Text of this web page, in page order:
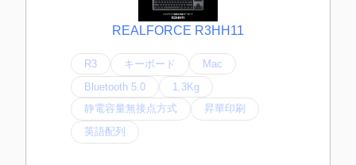
REALFORCE R3HH11
R3 キーボード
Mac
Bluetooth 5.0
1.3Kg
静電容量無接点方式
昇華印刷
英語配列